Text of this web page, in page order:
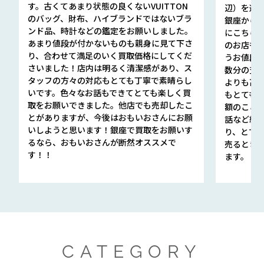
す。古くてあまり状態の良くないVUITTON
のバッグ、財布、ハイブランドではないブラ
ンド品、時計などの鑑定をお願いしました。
あまり値段が付かないものも親身に見て下さ
り、合わせて満足のいく買取価格にしてくだ
さいました！店内は明るく清潔感があり、ス
タッフの方々の対応もとても丁寧で素晴らし
いです。色々なお話もできてとても楽しく買
取をお願いできました。他店でも売却したこ
とがありますが、今後はおもいおさんにお願
いしようと思います！銀座で買取をお願いす
るなら、おもいおさんが断然オススメで
す！！
辺）を選
銀座から
にこちら
のお店も
うお値段
数分の査
よりも高
もとても
額のこと
話など細
り、とて
売るとき
ます。
CATEGORY